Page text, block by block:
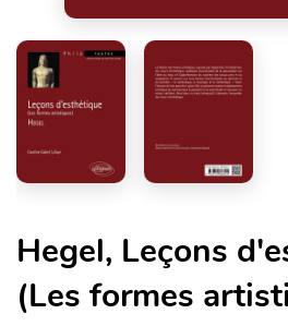
Hegel, Leçons
(Les formes